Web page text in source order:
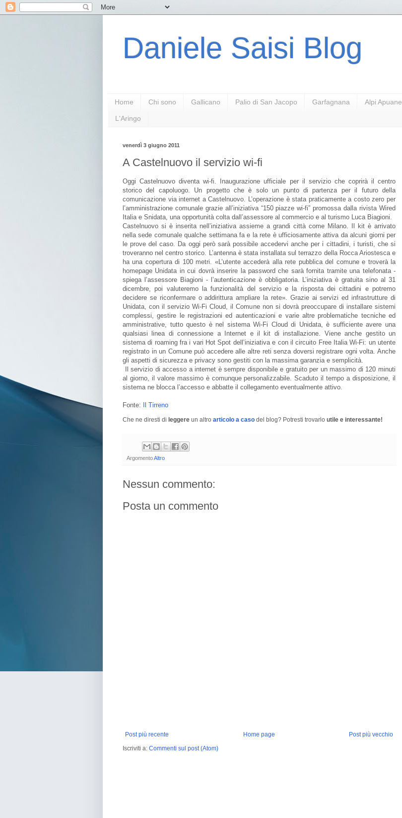
Daniele Saisi Blog
Home Chi sono Gallicano Palio di San Jacopo Garfagnana Alpi Apuane
L'Aringo
venerdì 3 giugno 2011
A Castelnuovo il servizio wi-fi
Oggi Castelnuovo diventa wi-fi. Inaugurazione ufficiale per il servizio che coprirà il centro
storico del capoluogo. Un progetto che è solo un punto di partenza per il futuro della
comunicazione via internet a Castelnuovo. L’operazione è stata praticamente a costo zero per
l’amministrazione comunale grazie all’iniziativa “150 piazze wi-fi” promossa dalla rivista Wired
Italia e Snidata, una opportunità colta dall’assessore al commercio e al turismo Luca Biagioni.
Castelnuovo si è inserita nell’iniziativa assieme a grandi città come Milano. Il kit è arrivato
nella sede comunale qualche settimana fa e la rete è ufficiosamente attiva da alcuni giorni per
le prove del caso. Da oggi però sarà possibile accedervi anche per i cittadini, i turisti, che si
troveranno nel centro storico. L’antenna è stata installata sul terrazzo della Rocca Ariostesca e
ha una copertura di 100 metri. «L’utente accederà alla rete pubblica del comune e troverà la
homepage Unidata in cui dovrà inserire la password che sarà fornita tramite una telefonata -
spiega l’assessore Biagioni - l’autenticazione è obbligatoria. L’iniziativa è gratuita sino al 31
dicembre, poi valuteremo la funzionalità del servizio e la risposta dei cittadini e potremo
decidere se riconfermare o addirittura ampliare la rete». Grazie ai servizi ed infrastrutture di
Unidata, con il servizio Wi-Fi Cloud, il Comune non si dovrà preoccupare di installare sistemi
complessi, gestire le registrazioni ed autenticazioni e varie altre problematiche tecniche ed
amministrative, tutto questo è nel sistema Wi-Fi Cloud di Unidata, è sufficiente avere una
qualsiasi linea di connessione a Internet e il kit di installazione. Viene anche gestito un
sistema di roaming fra i vari Hot Spot dell’iniziativa e con il circuito Free Italia Wi-Fi: un utente
registrato in un Comune può accedere alle altre reti senza doversi registrare ogni volta. Anche
gli aspetti di sicurezza e privacy sono gestiti con la massima garanzia e semplicità.
Il servizio di accesso a internet è sempre disponibile e gratuito per un massimo di 120 minuti
al giorno, il valore massimo è comunque personalizzabile. Scaduto il tempo a disposizione, il
sistema ne blocca l’accesso e abbatte il collegamento eventualmente attivo.
Fonte: Il Tirreno
Che ne diresti di leggere un altro articolo a caso del blog? Potresti trovarlo utile e interessante!
ArgomentoAltro
Nessun commento:
Posta un commento
Post più recente Post più vecchio
Home page
Iscriviti a: Commenti sul post (Atom)